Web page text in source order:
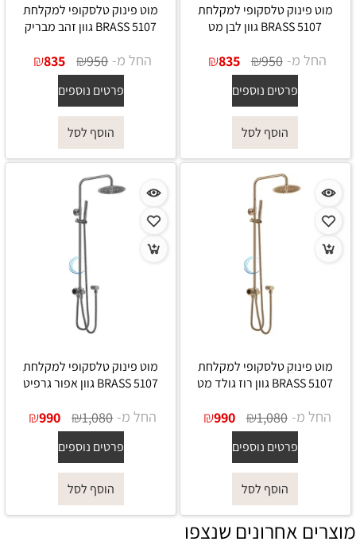
מוט פינוק טלסקופי למקלחת
5107 BRASS גוון לבן מט
החל מ- ₪950
₪835
פרטים נוספים
הוסף לסל
מוט פינוק טלסקופי למקלחת
5107 BRASS גוון זהב מבריק
החל מ- ₪950
₪835
פרטים נוספים
הוסף לסל
מוט פינוק טלסקופי למקלחת
5107 BRASS גוון רוז גולד מט
החל מ- ₪1,080
₪990
פרטים נוספים
הוסף לסל
מוט פינוק טלסקופי למקלחת
5107 BRASS גוון אפור גרפיט
החל מ- ₪1,080
₪990
פרטים נוספים
הוסף לסל
מוצרים אחרונים שנצפו